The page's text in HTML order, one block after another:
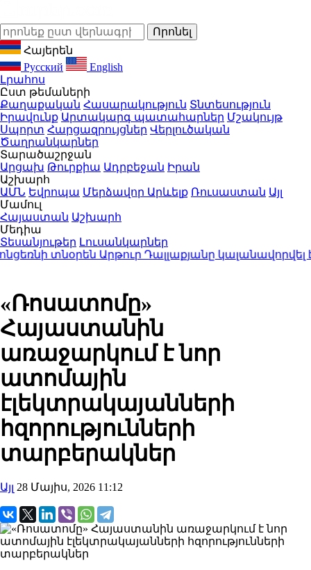
Հայերեն
Русский
English
Լրահոս
Ըստ թեմաների
Քաղաքական Հասարակություն Տնտեսություն
Իրավունք Արտակարգ պատահարներ Մշակույթ
Սպորտ Հարցազրույցներ Վերլուծական
Ծաղրանկարներ
Տարածաշրջան
Արցախ Թուրքիա Ադրբեջան Իրան
Աշխարհ
ԱՄՆ Եվրոպա Մերձավոր Արևելք Ռուսաստան Այլ
Մամուլ
Հայաստան Աշխարհ
Մեդիա
Տեսանյութեր Լուսանկարներ
տնօրեն Արթուր Դալլաքյանը կալանավորվել է
«Ռոսատոմը»
Հայաստանին
առաջարկում է նոր
ատոմային
էլեկտրակայանների
հզորությունների
տարբերակներ
Այլ 28 Մայիս, 2026 11:12